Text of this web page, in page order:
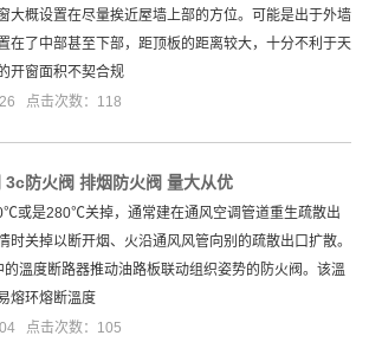
大概设置在尽量挨近屋墙上部的方位。可能是出于外墙
在了中部甚至下部，距顶板的距离较大，十分不利于天
开窗面积不契合规
点击次数：118
3c防火阀 排烟防火阀 量大从优
或是280℃关掉，通常建在通风空调管道重生疏散出
时关掉以断开烟、火沿通风风管向别的疏散出口扩散。
溫度断路器推动油路板联动组织姿势的防火阀。该溫
熔环熔断溫度
点击次数：105